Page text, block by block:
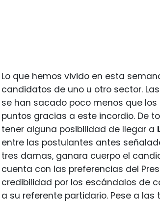
Lo que hemos vivido en esta
candidatos de uno u otro sector.
se han sacado poco menos que
puntos gracias a este incordio. De
tener alguna posibilidad de llegar a
entre las postulantes antes
tres damas, ganara cuerpo el
cuenta con las preferencias del
credibilidad por los escándalos de
a su referente partidario. Pese a